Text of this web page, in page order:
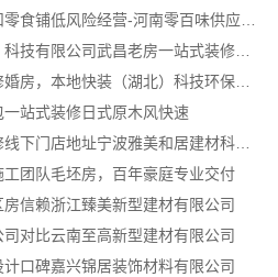
社区轻投入硬折扣零食铺低风险经营-河南零百味供应链有限公司
同城快装（湖北）科技有限公司武昌老房一站式装修北欧风靠谱
光谷省事家庭装修婚房，本地快装（湖北）科技环保整装
一站式装修日式原木风快速
宁波奉化家装装修线下门店地址宁波雅美和居建材科技有限公司
团队毛坯房，百年豪庭专业交付
信赖浙江臻美新型建材有限公司
对比云南至高新型建材有限公司
口碑嘉兴锦居装饰材料有限公司